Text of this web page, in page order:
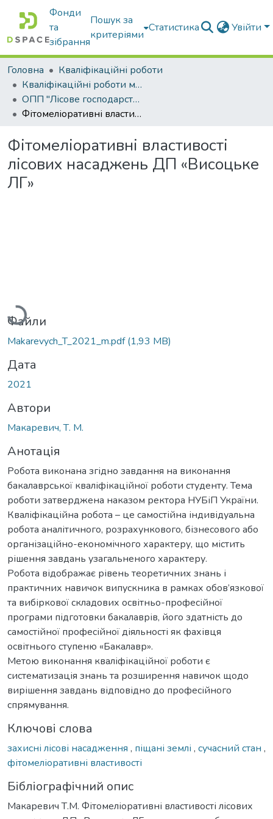
Фонди
та
зібрання
Пошук за
критеріями
Статистика Увійти
Головна
Кваліфікаційні роботи
Кваліфікаційні роботи магістрів
ОПП "Лісове господарство"
Фітомеліоративні властивості лісових насаджень ДП «Висоцьке ЛГ»
Фітомеліоративні властивості
лісових насаджень ДП «Висоцьке
ЛГ»
Файли
Makarevych_T_2021_m.pdf(1,93 MB)
Дата
2021
Автори
Макаревич, Т. М.
Анотація
Робота виконана згідно завдання на виконання
бакалаврської кваліфікаційної роботи студенту. Тема
роботи затверджена наказом ректора НУБіП України.
Кваліфікаційна робота – це самостійна індивідуальна
робота аналітичного, розрахункового, бізнесового або
організаційно-економічного характеру, що містить
рішення завдань узагальненого характеру.
Робота відображає рівень теоретичних знань і
практичних навичок випускника в рамках обов’язкової
та вибіркової складових освітньо-професійної
програми підготовки бакалаврів, його здатність до
самостійної професійної діяльності як фахівця
освітнього ступеню «Бакалавр».
Метою виконання кваліфікаційної роботи є
систематизація знань та розширення навичок щодо
вирішення завдань відповідно до професійного
спрямування.
Ключові слова
захисні лісові насадження , піщані землі , сучасний стан ,
фітомеліоративні властивості
Бібліографічний опис
Макаревич Т.М. Фітомеліоративні властивості лісових